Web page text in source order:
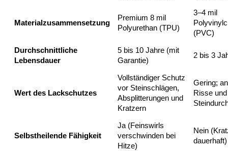
Materialzusammensetzung
Premium 8 mil
Polyurethan (TPU)
3–4 mil
(PVC)
Durchschnittliche
Lebensdauer
5 bis 10 Jahre (mit
Garantie)
2 bis 3
Wert des Lackschutzes
Vollständiger Schutz
vor Steinschlägen,
Absplitterungen und
Kratzern
Gering;
Risse und
Selbstheilende Fähigkeit
Ja (Feinswirls
verschwinden bei
Hitze)
Nein
dauerhaft)